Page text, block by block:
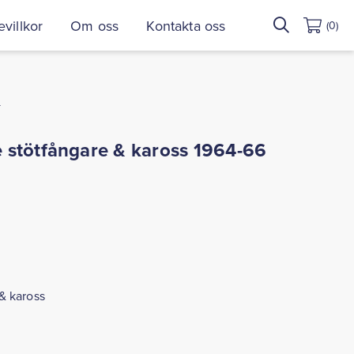
Om oss Kontakta oss
Sök
efter:
(0)
& kaross 1964-66
kaross